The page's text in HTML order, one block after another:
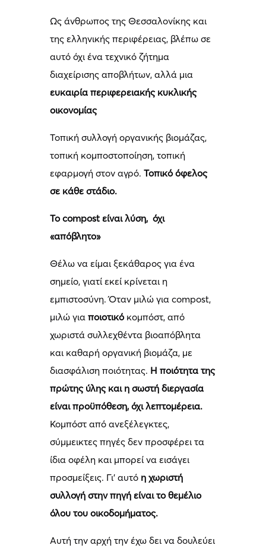
Ως άνθρωπος της Θεσσαλονίκης και
της ελληνικής περιφέρειας, βλέπω σε
αυτό όχι ένα τεχνικό ζήτημα
διαχείρισης αποβλήτων, αλλά μια
ευκαιρία περιφερειακής κυκλικής
οικονομίας
Τοπική συλλογή οργανικής βιομάζας,
τοπική κομποστοποίηση, τοπική
εφαρμογή στον αγρό.Τοπικό όφελος
σε κάθε στάδιο.
Τοcompost είναι λύση, όχι
«απόβλητο»
Θέλω να είμαι ξεκάθαρος για ένα
σημείο, γιατί εκεί κρίνεται η
εμπιστοσύνη. Όταν μιλώ για compost,
μιλώ γιαποιοτικόκομπόστ, από
χωριστά συλλεχθέντα βιοαπόβλητα
και καθαρή οργανική βιομάζα, με
διασφάλιση ποιότητας. Η ποιότητα της
πρώτης ύλης και η σωστή διεργασία
είναι προϋπόθεση, όχι λεπτομέρεια.
Κομπόστ από ανεξέλεγκτες,
σύμμεικτες πηγές δεν προσφέρει τα
ίδια οφέλη και μπορεί να εισάγει
προσμείξεις. Γι’ αυτό η χωριστή
συλλογή στην πηγή είναι το θεμέλιο
όλου του οικοδομήματος.
Αυτή την αρχή την έχω δει να δουλεύει